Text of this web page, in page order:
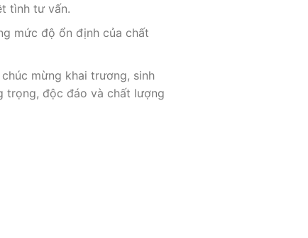
tình tư vấn.
mức độ ổn định của chất
mừng khai trương, sinh
trọng, độc đáo và chất lượng